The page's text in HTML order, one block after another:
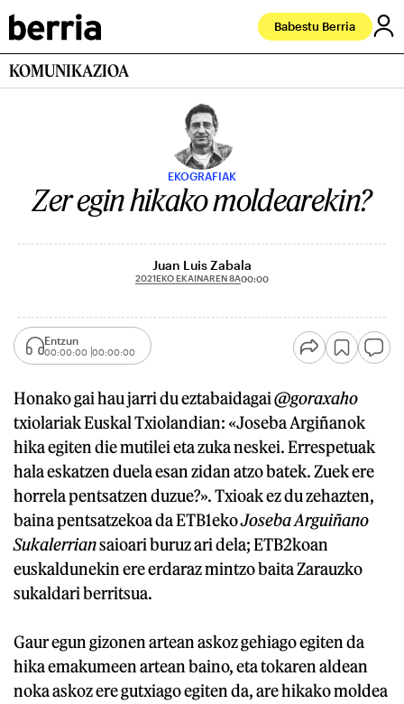
Babestu Berria
KOMUNIKAZIOA
EKOGRAFIAK
Zer egin hikako moldearekin?
Juan Luis Zabala
2021EKO EKAINAREN 8A00:00
Entzun
00:00:00 00:00:00
Honako gai hau jarri du eztabaidagai@goraxaho
txiolariak Euskal Txiolandian: «Joseba Argiñanok
hika egiten die mutilei eta zuka neskei. Errespetuak
hala eskatzen duela esan zidan atzo batek. Zuek ere
horrela pentsatzen duzue?». Txioak ez du zehazten,
baina pentsatzekoa da ETB1ekoJoseba Arguiñano
Sukalerriansaioari buruz ari dela; ETB2koan
euskaldunekin ere erdaraz mintzo baita Zarauzko
sukaldari berritsua.
Gaur egun gizonen artean askoz gehiago egiten da
hika emakumeen artean baino, eta tokaren aldean
noka askoz ere gutxiago egiten da, are hikako moldea